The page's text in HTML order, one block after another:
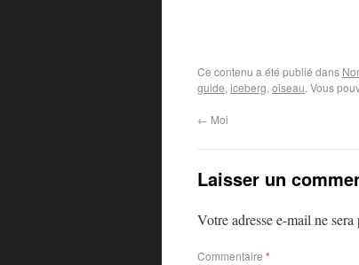
Ce contenu a été publié dans
guide, iceberg, oiseau. Vous
← Moi
Laisser un
Votre adresse e-mail ne sera
Commentaire *